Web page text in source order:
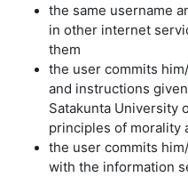
the same username
in other internet
them
the user commits
and instructions
Satakunta University
principles of morality
the user commits
with the information